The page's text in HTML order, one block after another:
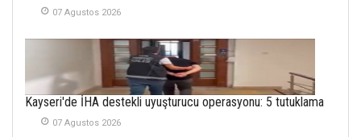
07 Agustos 2026
Kayseri'de İHA destekli uyuşturucu operasyonu: 5 tutuklama
07 Agustos 2026